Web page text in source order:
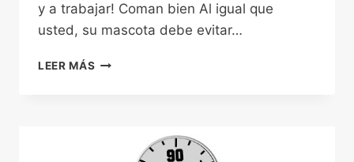
y a trabajar! Coman bien Al igual que
usted, su mascota debe evitar…
LEER MÁS 4
CORAZÓN